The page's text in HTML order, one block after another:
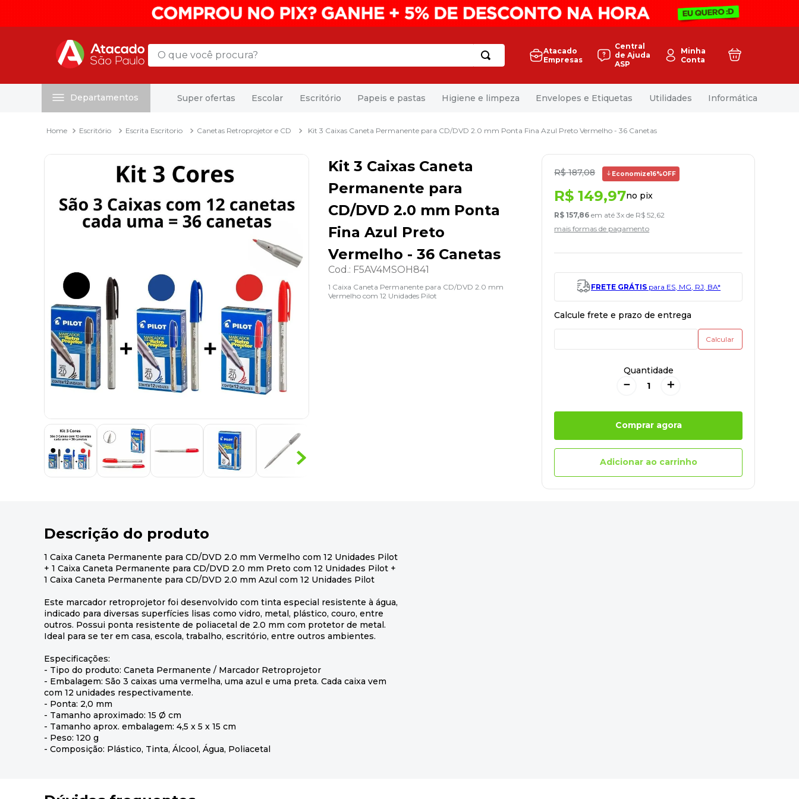
O que você procura?
Atacado
Empresas
Central
de Ajuda
ASP
Minha
Conta
Departamentos Super ofertas Escolar Escritório Papeis e pastas Higiene e limpeza Envelopes e Etiquetas Utilidades Informática
Escritório Escrita Escritorio Canetas Retroprojetor e CD Kit 3 Caixas Caneta Permanente para CD/DVD 2.0 mm Ponta Fina Azul Preto Vermelho - 36 Canetas
Kit 3 Caixas Caneta
Permanente para
CD/DVD 2.0 mm Ponta
Fina Azul Preto
Vermelho - 36 Canetas
Cod.: F5AV4MSOH841
1 Caixa Caneta Permanente para CD/DVD 2.0 mm
Vermelho com 12 Unidades Pilot
R$ 187,08 Economize16%OFF
R$ 149,97no pix
R$ 157,86 em até3x de R$ 52 62
mais formas de pagamento
FRETE GRÁTIS para ES, MG, RJ, BA*
Quantidade
＋
－
Comprar agora
Adicionar ao carrinho
Descrição do produto
1 Caixa Caneta Permanente para CD/DVD 2.0 mm Vermelho com 12 Unidades Pilot
+ 1 Caixa Caneta Permanente para CD/DVD 2.0 mm Preto com 12 Unidades Pilot +
1 Caixa Caneta Permanente para CD/DVD 2.0 mm Azul com 12 Unidades Pilot
Este marcador retroprojetor foi desenvolvido com tinta especial resistente à água,
indicado para diversas superfícies lisas como vidro, metal, plástico, couro, entre
outros. Possui ponta resistente de poliacetal de 2.0 mm com protetor de metal.
Ideal para se ter em casa, escola, trabalho, escritório, entre outros ambientes.
Especificações:
- Tipo do produto: Caneta Permanente / Marcador Retroprojetor
- Embalagem: São 3 caixas uma vermelha, uma azul e uma preta. Cada caixa vem
com 12 unidades respectivamente.
- Ponta: 2,0 mm
- Tamanho aproximado: 15 Ø cm
- Tamanho aprox. embalagem: 4,5 x 5 x 15 cm
- Peso: 120 g
- Composição: Plástico, Tinta, Álcool, Água, Poliacetal
mala
papel higienico
marca texto
caixa organizadora